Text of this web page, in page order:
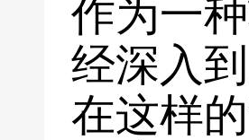
作为一
经深入
在这样